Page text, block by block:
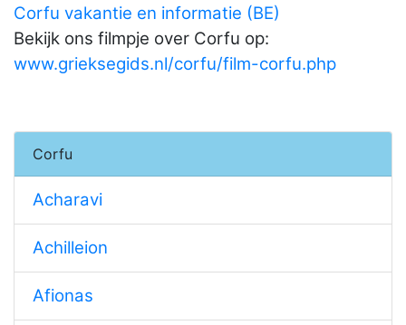
Corfu vakantie en informatie (BE)
Bekijk ons filmpje over Corfu op:
www.grieksegids.nl/corfu/film-corfu.php
Corfu
Acharavi
Achilleion
Afionas